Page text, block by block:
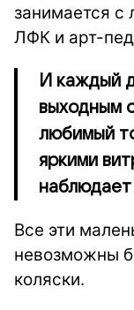
занимается с
ЛФК и арт-
И каждый
выходным
любимый
яркими
Все эти
невозможны
коляски.